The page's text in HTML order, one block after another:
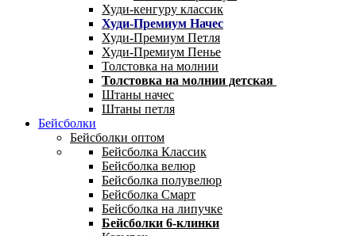
Худи-кенгуру классик
Худи-Премиум Начес
Худи-Премиум Петля
Худи-Премиум Пенье
Толстовка на молнии
Толстовка на молнии детская
Штаны начес
Штаны петля
Бейсболки
Бейсболки оптом
Бейсболка Классик
Бейсболка велюр
Бейсболка полувелюр
Бейсболка Смарт
Бейсболка на липучке
Бейсболки 6-клинки